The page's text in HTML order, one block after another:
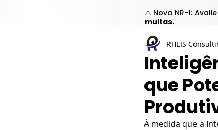
⚠️ Nova NR-1:
multas.
que
RHEIS
À medida que a